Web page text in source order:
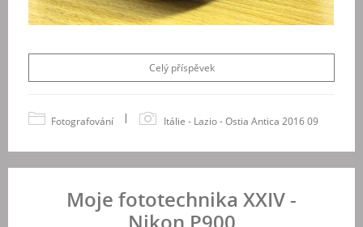
Celý příspěvek
Fotografování | Itálie - Lazio - Ostia Antica 2016 09
Moje fototechnika XXIV -
Nikon P900